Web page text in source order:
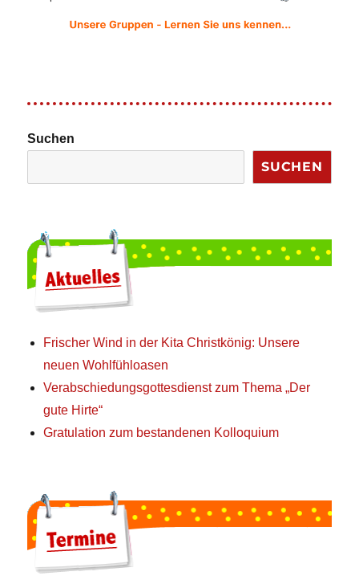
Suchen
SUCHEN
Frischer Wind in der Kita Christkönig: Unsere
neuen Wohlfühloasen
Verabschiedungsgottesdienst zum Thema „Der
gute Hirte“
Gratulation zum bestandenen Kolloquium